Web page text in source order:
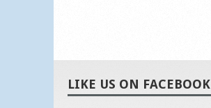
LIKE US ON FACEBOOK